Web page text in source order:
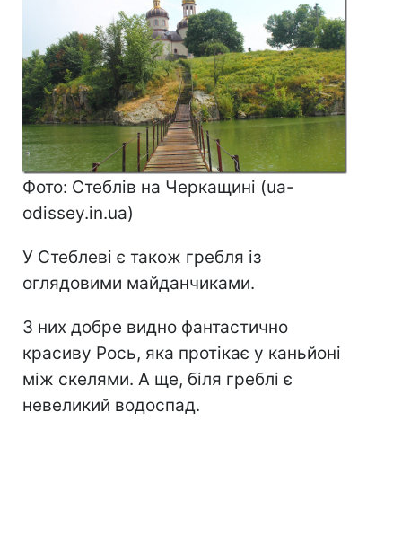
Фото: Стеблів на Черкащині (ua-
odissey.in.ua)
У Стеблеві є також гребля із
оглядовими майданчиками.
З них добре видно фантастично
красиву Рось, яка протікає у каньйоні
між скелями. А ще, біля греблі є
невеликий водоспад.